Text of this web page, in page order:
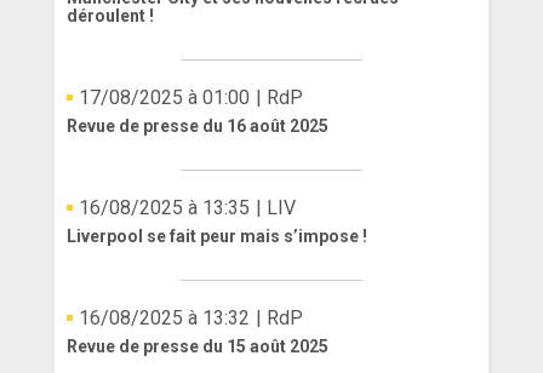
déroulent !
17/08/2025 à 01:00 | RdP
Revue de presse du 16 août 2025
16/08/2025 à 13:35 | LIV
Liverpool se fait peur mais s’impose !
16/08/2025 à 13:32 | RdP
Revue de presse du 15 août 2025